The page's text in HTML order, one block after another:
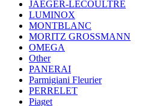
JAEGER-LECOULTRE
LUMINOX
MONTBLANC
MORITZ GROSSMANN
OMEGA
Other
PANERAI
Parmigiani Fleurier
PERRELET
Piaget